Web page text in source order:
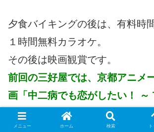
夕食バイキングの後は、有料時
１時間無料カラオケ。
その後は映画観賞です。
前回の三好屋では、京都アニメ
画「中二病でも恋がしたい！ ～
～」を見ました。
メニュー ホーム 検索